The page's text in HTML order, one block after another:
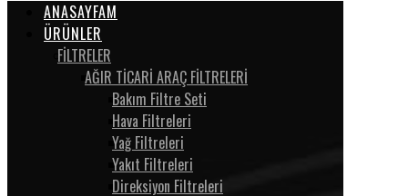
ANASAYFAM
ÜRÜNLER
FİLTRELER
AĞIR TİCARİ ARAÇ FİLTRELERİ
Bakım Filtre Seti
Hava Filtreleri
Yağ Filtreleri
Yakıt Filtreleri
Direksiyon Filtreleri